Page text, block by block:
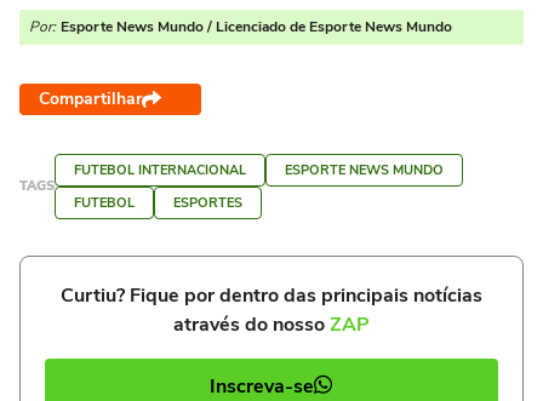
Por: Esporte News Mundo / Licenciado de Esporte News Mundo
Compartilhar
TAGS
FUTEBOL INTERNACIONAL
ESPORTE NEWS MUNDO
FUTEBOL
ESPORTES
Curtiu? Fique por dentro das principais notícias
através do nossoZAP
Inscreva-se